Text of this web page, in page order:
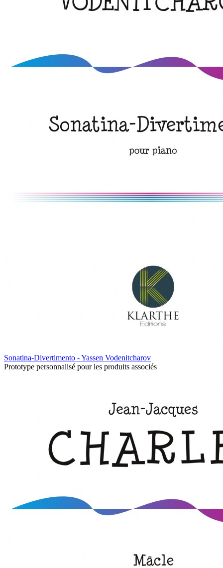
Sonatina-Divertimento - Yassen Vodenitcharov
Prototype personnalisé pour les produits associés